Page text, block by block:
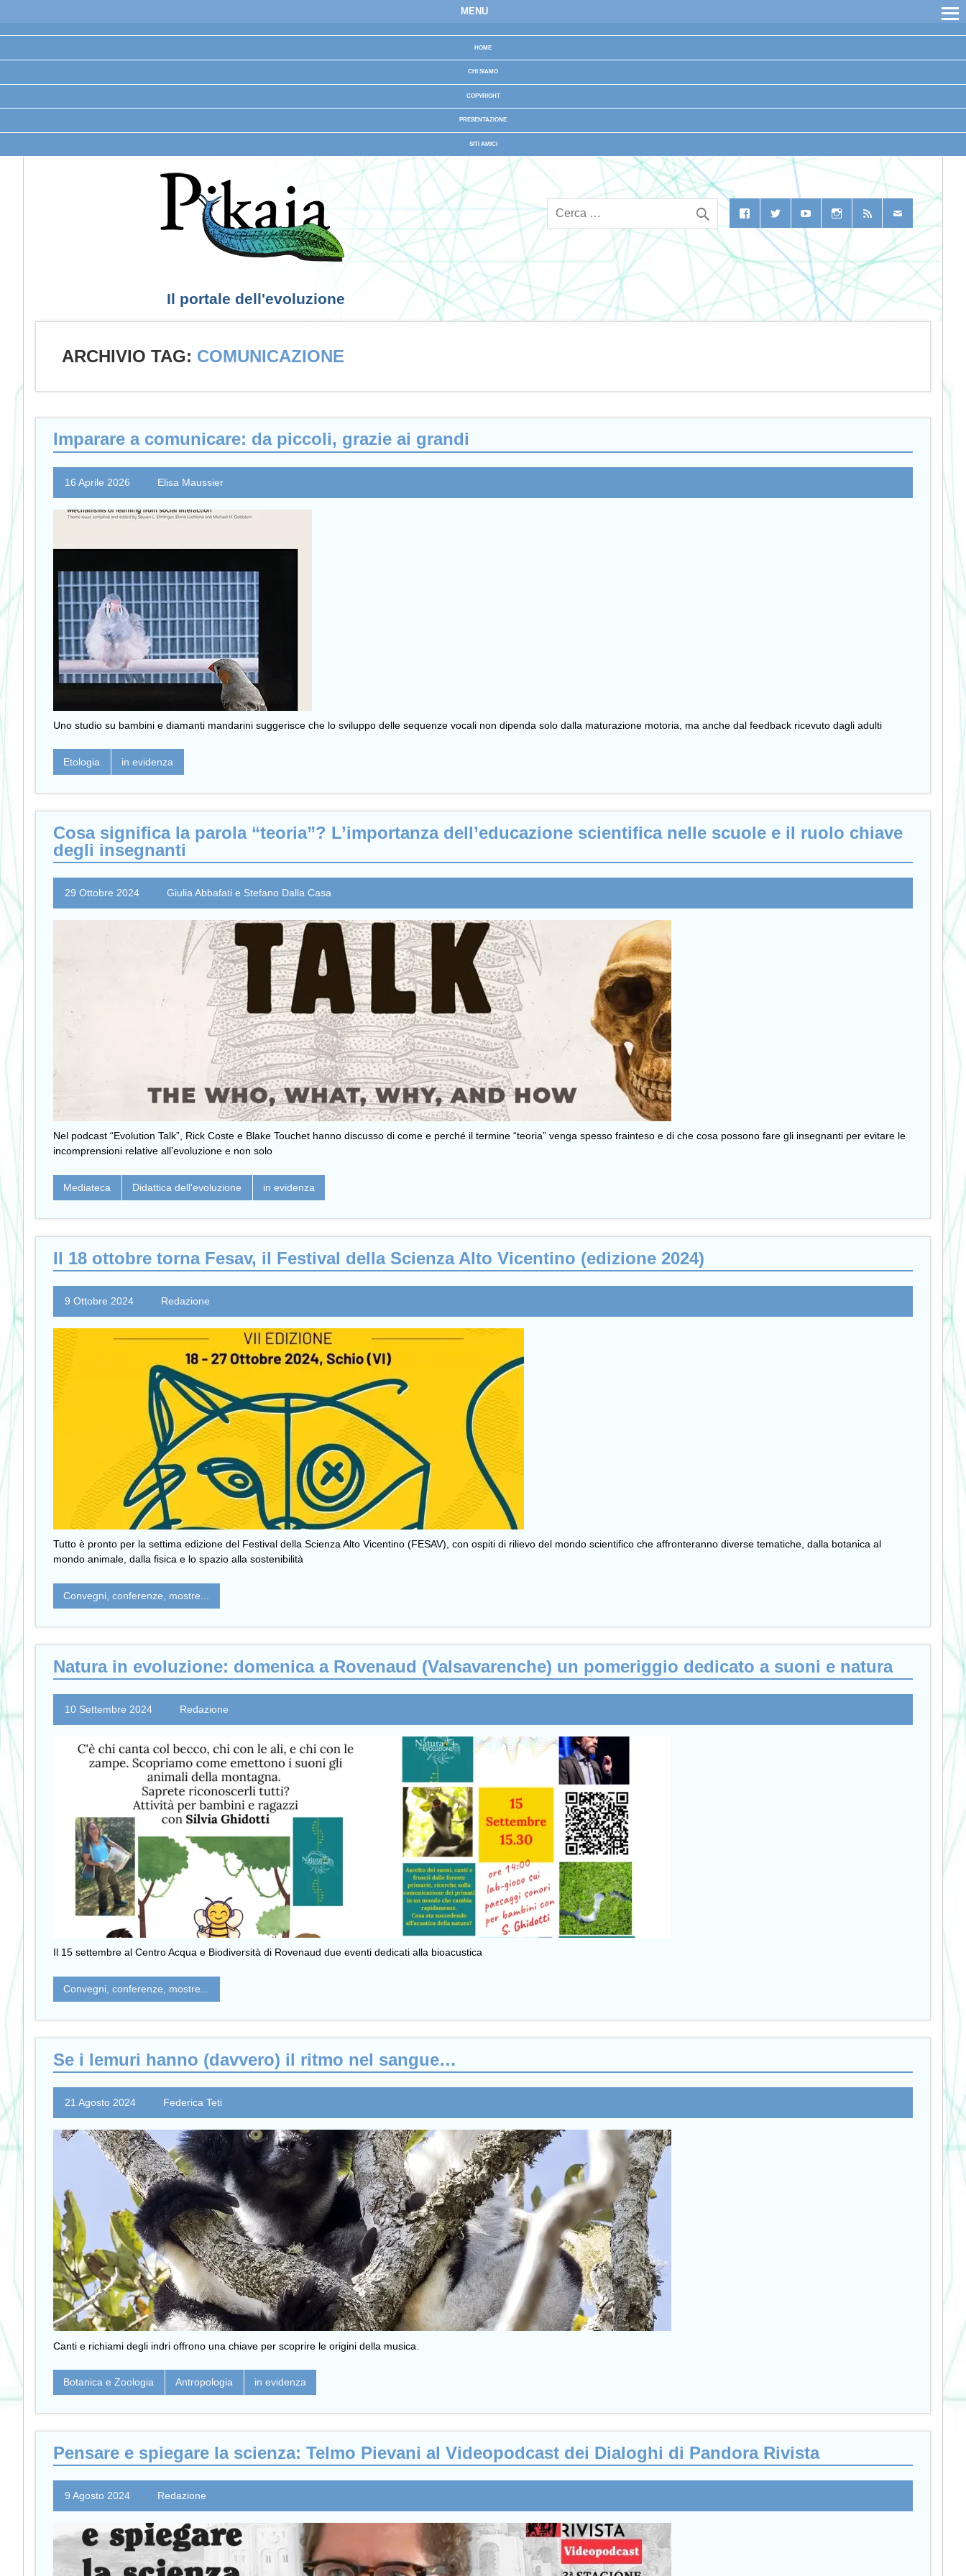
MENU
HOME
CHI SIAMO
COPYRIGHT
PRESENTAZIONE
SITI AMICI
Il portale dell'evoluzione
ARCHIVIO TAG: COMUNICAZIONE
Imparare a comunicare: da piccoli, grazie ai grandi
16 Aprile 2026 Elisa Maussier
Uno studio su bambini e diamanti mandarini suggerisce che lo sviluppo delle sequenze vocali non dipenda solo dalla maturazione motoria, ma anche dal feedback ricevuto dagli adulti
Etologia in evidenza
Cosa significa la parola “teoria”? L’importanza dell’educazione scientifica nelle scuole e il ruolo chiave
degli insegnanti
29 Ottobre 2024 Giulia Abbafati e Stefano Dalla Casa
Nel podcast “Evolution Talk”, Rick Coste e Blake Touchet hanno discusso di come e perché il termine “teoria” venga spesso frainteso e di che cosa possono fare gli insegnanti per evitare le
incomprensioni relative all’evoluzione e non solo
Mediateca Didattica dell'evoluzione in evidenza
Il 18 ottobre torna Fesav, il Festival della Scienza Alto Vicentino (edizione 2024)
9 Ottobre 2024 Redazione
Tutto è pronto per la settima edizione del Festival della Scienza Alto Vicentino (FESAV), con ospiti di rilievo del mondo scientifico che affronteranno diverse tematiche, dalla botanica al
mondo animale, dalla fisica e lo spazio alla sostenibilità
Convegni, conferenze, mostre...
Natura in evoluzione: domenica a Rovenaud (Valsavarenche) un pomeriggio dedicato a suoni e natura
10 Settembre 2024 Redazione
Il 15 settembre al Centro Acqua e Biodiversità di Rovenaud due eventi dedicati alla bioacustica
Convegni, conferenze, mostre...
Se i lemuri hanno (davvero) il ritmo nel sangue…
21 Agosto 2024 Federica Teti
Canti e richiami degli indri offrono una chiave per scoprire le origini della musica.
Botanica e Zoologia Antropologia in evidenza
Pensare e spiegare la scienza: Telmo Pievani al Videopodcast dei Dialoghi di Pandora Rivista
9 Agosto 2024 Redazione